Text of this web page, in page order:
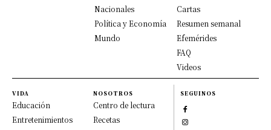
Nacionales
Política y Economía
Mundo
Cartas
Resumen semanal
Efemérides
FAQ
Videos
VIDA
Educación
Entretenimientos
NOSOTROS
Centro de lectura
Recetas
SEGUINOS